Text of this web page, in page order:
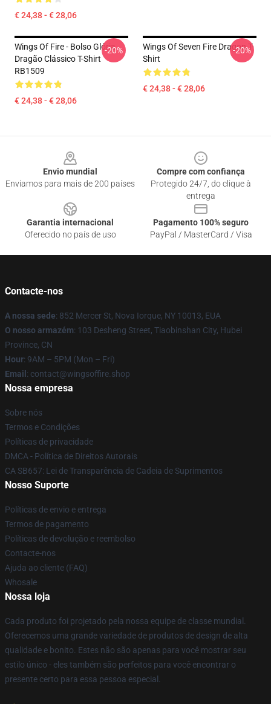
€ 24,38 - € 28,06
Wings Of Fire - Bolso Glória
Dragão Clássico T-Shirt
RB1509
€ 24,38 - € 28,06
-20%
Wings Of Seven Fire Dragon T-
Shirt
€ 24,38 - € 28,06
-20%
Envio mundial
Enviamos para mais de 200 países
Compre com confiança
Protegido 24/7, do clique à
entrega
Garantia internacional
Oferecido no país de uso
Pagamento 100% seguro
PayPal / MasterCard / Visa
Contacte-nos
A nossa sede: 852 Mercer St, Nova Iorque, NY 10013, EUA
O nosso armazém: 103 Desheng Street, Tiaobinshan City, Hubei
Province, CN
Hour: 9AM – 5PM (Mon – Fri)
Email : contact@wingsoffire.shop
Nossa empresa
Sobre nós
Termos e Condições
Políticas de privacidade
DMCA - Política de Direitos Autorais
CA SB657: Lei de Transparência de Cadeia de Suprimentos
Nosso Suporte
Políticas de envio e entrega
Termos de pagamento
Políticas de devolução e reembolso
Contacte-nos
Ajuda ao cliente (FAQ)
Whosale
Nossa loja
Cada produto foi projetado pela nossa equipe de classe mundial.
Oferecemos uma grande variedade de produtos de design de alta
qualidade e bonito. Estes não são apenas para você mostrar seu
estilo único - eles também são perfeitos para você encontrar o
presente certo para essa pessoa especial.